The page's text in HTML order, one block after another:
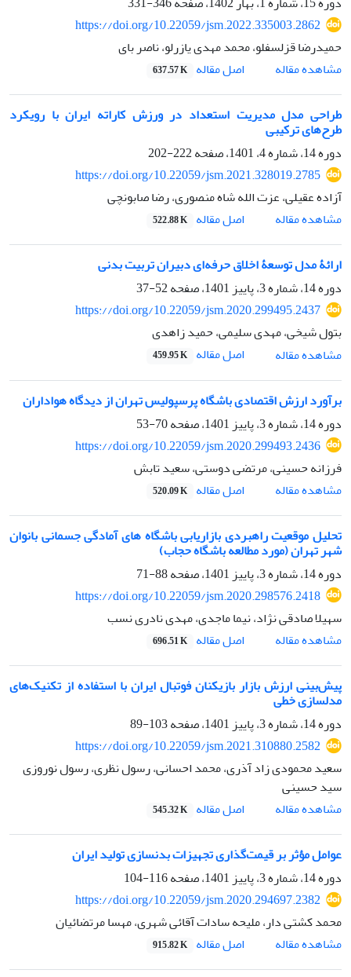
https://doi.org/10.22059/jsm.2022.335003.2862
حمیدرضا قزلسفلو، محمد مهدی یازرلو، ناصر بای
مشاهده مقاله
اصل مقاله 637.57 K
طراحی مدل مدیریت استعداد در ورزش کاراته ایران با رویکرد
طرح‌های ترکیبی
دوره 14، شماره 4، 1401، صفحه
222-202
https://doi.org/10.22059/jsm.2021.328019.2785
آزاده عقیلی، عزت الله شاه منصوری، رضا صابونچی
مشاهده مقاله
اصل مقاله 522.88 K
ارائۀ مدل توسعۀ اخلاق حرفه‌ای دبیران تربیت بدنی
دوره 14، شماره 3، پاییز 1401، صفحه
52-37
https://doi.org/10.22059/jsm.2020.299495.2437
بتول شیخی، مهدی سلیمی، حمید زاهدی
مشاهده مقاله
اصل مقاله 459.95 K
برآورد ارزش اقتصادی باشگاه پرسپولیس تهران از دیدگاه هواداران
دوره 14، شماره 3، پاییز 1401، صفحه
70-53
https://doi.org/10.22059/jsm.2020.299493.2436
فرزانه حسینی، مرتضی دوستی، سعید تابش
مشاهده مقاله
اصل مقاله 520.09 K
تحلیل موقعیت راهبردی بازاریابی باشگاه های آمادگی جسمانی بانوان
شهر تهران (مورد مطالعه باشگاه حجاب)
دوره 14، شماره 3، پاییز 1401، صفحه
88-71
https://doi.org/10.22059/jsm.2020.298576.2418
سهیلا صادقی نژاد، نیما ماجدی، مهدی نادری نسب
مشاهده مقاله
اصل مقاله 696.51 K
پیش‌بینی ارزش بازار بازیکنان فوتبال ایران با استفاده از تکنیک‌های
مدلسازی خطی
دوره 14، شماره 3، پاییز 1401، صفحه
103-89
https://doi.org/10.22059/jsm.2021.310880.2582
سعید محمودی زاد آذری، محمد احسانی، رسول نظری، رسول نوروزی
سید حسینی
مشاهده مقاله
اصل مقاله 545.32 K
عوامل مؤثر بر قیمت‌گذاری تجهیزات بدنسازی تولید ایران
دوره 14، شماره 3، پاییز 1401، صفحه
116-104
https://doi.org/10.22059/jsm.2020.294697.2382
محمد کشتی دار، ملیحه سادات آقائی شهری، مهسا مرتضائیان
مشاهده مقاله
اصل مقاله 915.82 K